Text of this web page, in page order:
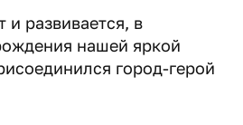
и развивается, в
нашей яркой
город-герой